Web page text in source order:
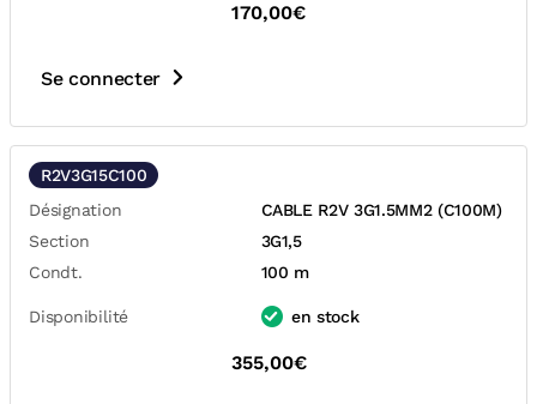
170,00€
Se connecter
R2V3G15C100
Désignation
CABLE R2V 3G1.5MM2 (C100M)
Section
3G1,5
Condt.
100 m
Disponibilité en stock
355,00€